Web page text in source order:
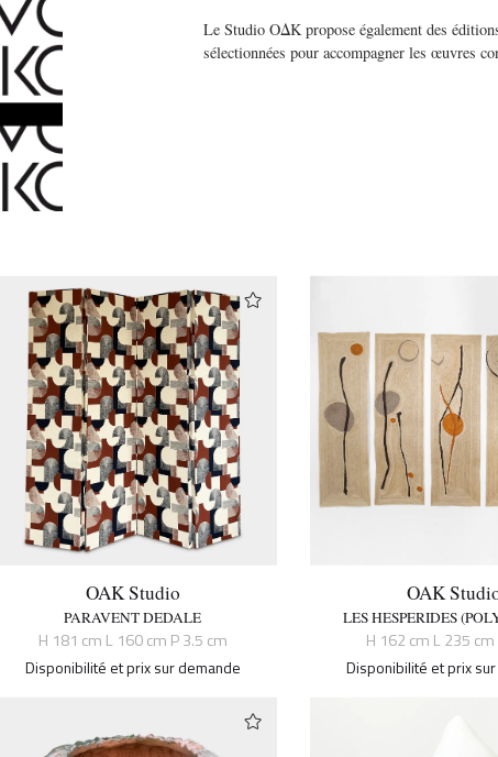
Le Studio OΔK propose également des
sélectionnées pour accompagner les œuvres
OAK Studio
PARAVENT DEDALE
H 181 cm L 160 cm P 3.5 cm
Disponibilité et prix sur demande
OAK
LES HESPERIDES
H 162 cm L 235 cm
Disponibilité et prix